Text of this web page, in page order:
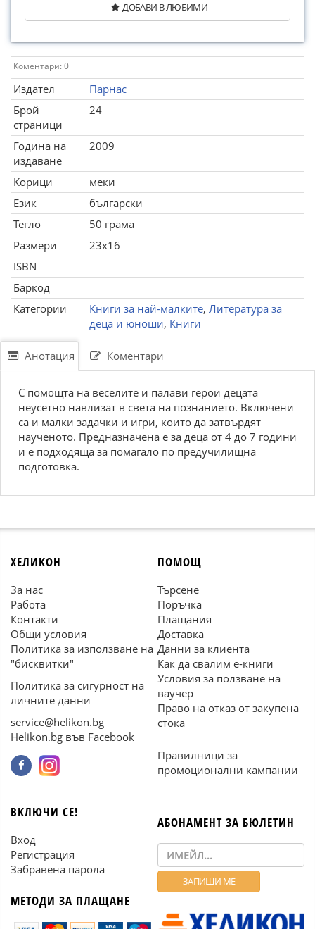
ДОБАВИ В ЛЮБИМИ
Коментари: 0
Издател
Парнас
Брой
страници
24
Година на
издаване
2009
Корици
меки
Език
български
Тегло
50 грама
Размери
23x16
ISBN
Баркод
Категории
Книги за най-малките, Литература за
деца и юноши, Книги
Анотация Коментари
С помощта на веселите и палави герои децата
неусетно навлизат в света на познанието. Включени
са и малки задачки и игри, които да затвърдят
наученото. Предназначена е за деца от 4 до 7 години
и е подходяща за помагало по предучилищна
подготовка.
ХЕЛИКОН
За нас
Работа
Контакти
Общи условия
Политика за използване на
"бисквитки"
Политика за сигурност на
личните данни
service@helikon.bg
Helikon.bg във Facebook
ПОМОЩ
Търсене
Поръчка
Плащания
Доставка
Данни за клиента
Как да свалим е-книги
Условия за ползване на
ваучер
Право на отказ от закупена
стока
Правилници за
промоционални кампании
ВКЛЮЧИ СЕ!
Вход
Регистрация
Забравена парола
МЕТОДИ ЗА ПЛАЩАНЕ
АБОНАМЕНТ ЗА БЮЛЕТИН